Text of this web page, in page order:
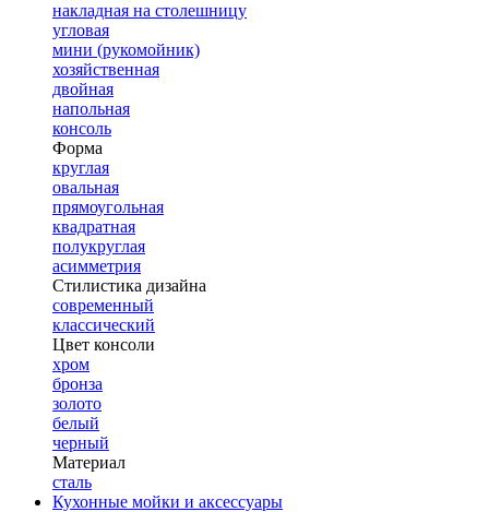
накладная на столешницу
угловая
мини (рукомойник)
хозяйственная
двойная
напольная
консоль
Форма
круглая
овальная
прямоугольная
квадратная
полукруглая
асимметрия
Стилистика дизайна
современный
классический
Цвет консоли
хром
бронза
золото
белый
черный
Материал
сталь
Кухонные мойки и аксессуары